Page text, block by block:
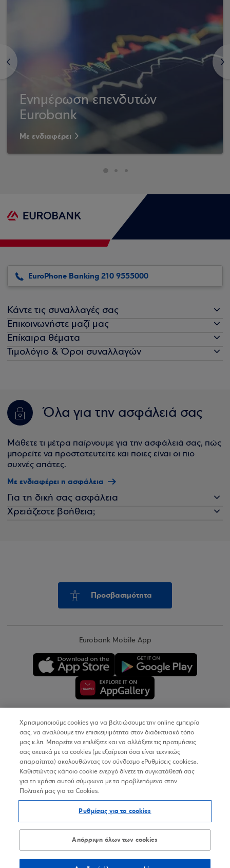
<
Ενημέρωση επενδυτών
Eurobank
Με ενδιαφέρει
>
EuroPhone Banking 210 9555000
Κάντε τις συναλλαγές σας
Επικοινωνήστε μαζί μας
Επίκαιρα θέματα
Τιμολόγιο & Όροι συναλλαγών
Όλα για την ασφάλειά σας
Μάθετε τι μέτρα παίρνουμε για την ασφάλειά σας, πώς
μπορείτε να προστατευτείτε και ποιες είναι οι πιο
συχνές απάτες.
Με ενδιαφέρει η ασφάλεια
Για τη δική σας ασφάλεια
Χρειάζεστε βοήθεια;
Προσβασιμότητα
Eurobank Mobile App
Copyright © 2026
Όροι Χρήσης
Προσωπικά Δεδομένα στον Διαδικτυακό Τόπο
Δήλωση Προσβασιμότητας
Sitemap
Χρησιμοποιούμε cookies για να βελτιώσουμε την online εμπειρία
σας, να αναλύουμε την επισκεψιμότητα στον διαδικτυακό τόπο
μας κ.λπ. Μπορείτε να επιλέξετε και να αλλάξετε τις προτιμήσεις
σας σχετικά με τα cookies (με εξαίρεση όσα είναι τεχνικώς
απαραίτητα) ακολουθώντας τον σύνδεσμο «Ρυθμίσεις cookies».
Καθιστώντας κάποιο cookie ενεργό δίνετε τη συγκατάθεσή σας
για τη χρήση αυτού σύμφωνα με τα προβλεπόμενα στην
Πολιτική μας για τα Cookies.
Ρυθμίσεις για τα cookies
Απόρριψη όλων των cookies